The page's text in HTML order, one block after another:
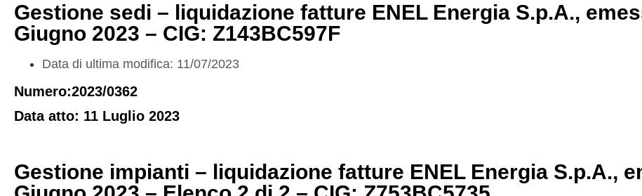
Gestione sedi – liquidazione fatture ENEL Energia S.p.A.,
Giugno 2023 – CIG: Z143BC597F
Data di ultima modifica: 11/07/2023
Numero:2023/0362
Data atto: 11 Luglio 2023
Gestione impianti – liquidazione fatture ENEL Energia S.p.A.,